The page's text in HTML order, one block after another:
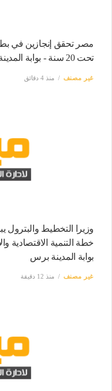
مصر تحقق إنجازين في
تحت 20 سنة - بوابة المدينة برس
غير مصنف منذ 4 دقائق
وزيرا التخطيط
بوابة المدينة برس
غير مصنف منذ 12 دقيقة